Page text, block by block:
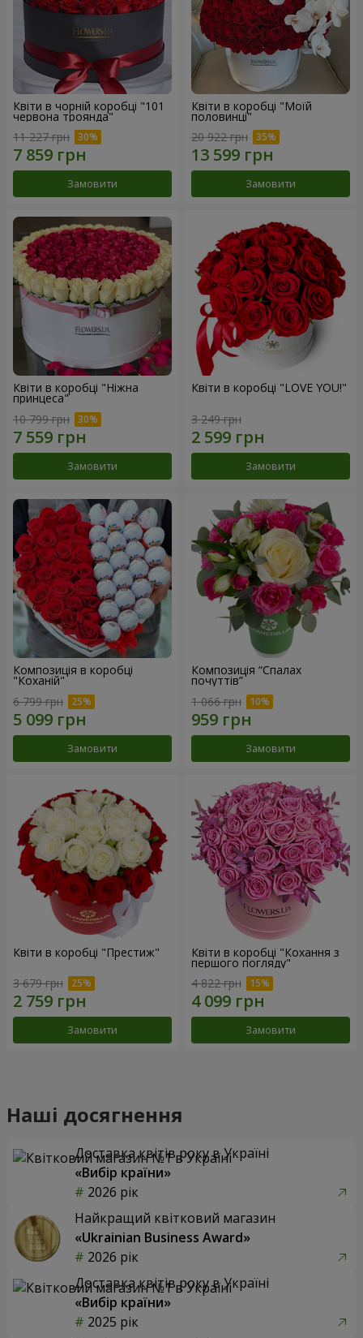
Квіти в чорній коробці "101
червона троянда"
11 227 грн
Замовити
Квіти в коробці "Моїй
половинці"
20 922 грн
Замовити
Квіти в коробці "Ніжна
принцеса"
10 799 грн
Замовити
Квіти в коробці "LOVE YOU!"
3 249 грн
Замовити
Композиція в коробці
"Коханій"
6 799 грн
Замовити
Композиція “Спалах
почуттів”
1 066 грн
Замовити
Квіти в коробці "Престиж"
3 679 грн
Замовити
Квіти в коробці "Кохання з
першого погляду"
4 822 грн
Замовити
Наші досягнення
Доставка квітів року в Україні
«Вибір країни»
2026 рік
Найкращий квітковий магазин
«Ukrainian Business Award»
2026 рік
Доставка квітів року в Україні
«Вибір країни»
2025 рік